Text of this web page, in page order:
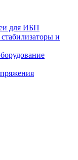
для ИБП
и